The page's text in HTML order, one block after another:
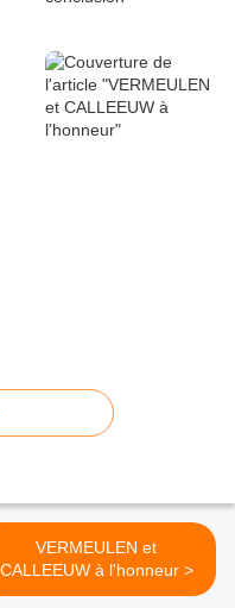
VERMEULEN et
CALLEEUW à l'honneur >